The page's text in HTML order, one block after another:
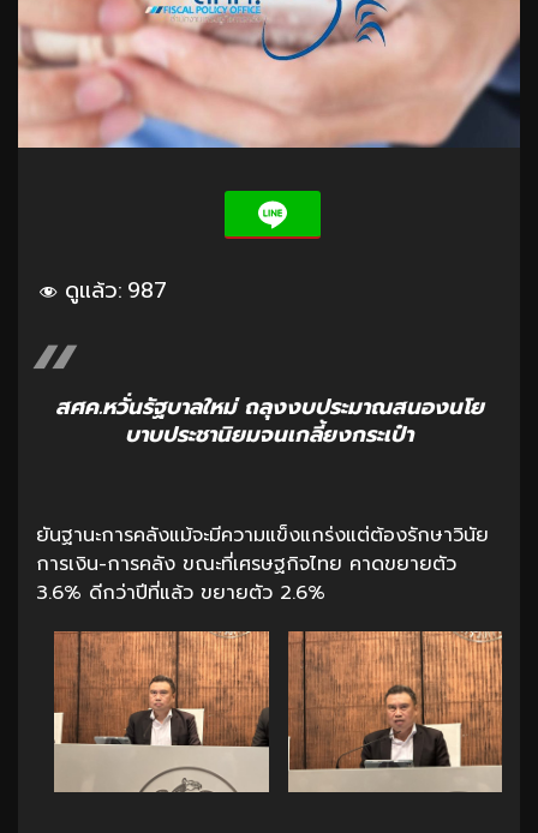
ดูแล้ว: 987
สศค.หวั่นรัฐบาลใหม่ ถลุงงบประมาณสนองนโย
บาบประชานิยมจนเกลี้ยงกระเป๋า
ยันฐานะการคลังแม้จะมีความแข็งแกร่งแต่ต้องรักษาวินัย
การเงิน-การคลัง ขณะที่เศรษฐกิจไทย คาดขยายตัว
3.6% ดีกว่าปีที่แล้ว ขยายตัว 2.6%